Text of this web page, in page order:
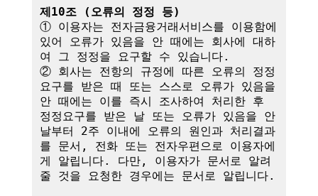
제10조 (오류의 정정 등)
① 이용자는 전자금융거래서비스를 이용함에
있어 오류가 있음을 안 때에는 회사에 대하
여 그 정정을 요구할 수 있습니다.
② 회사는 전항의 규정에 따른 오류의 정정
요구를 받은 때 또는 스스로 오류가 있음을
안 때에는 이를 즉시 조사하여 처리한 후
정정요구를 받은 날 또는 오류가 있음을 안
날부터 2주 이내에 오류의 원인과 처리결과
를 문서, 전화 또는 전자우편으로 이용자에
게 알립니다. 다만, 이용자가 문서로 알려
줄 것을 요청한 경우에는 문서로 알립니다.